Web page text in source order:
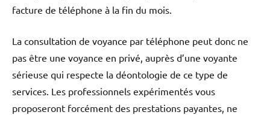
facture de téléphone à la fin du mois.
La consultation de voyance par téléphone peut donc ne
pas être une voyance en privé, auprès d’une voyante
sérieuse qui respecte la déontologie de ce type de
services. Les professionnels expérimentés vous
proposeront forcément des prestations payantes, ne